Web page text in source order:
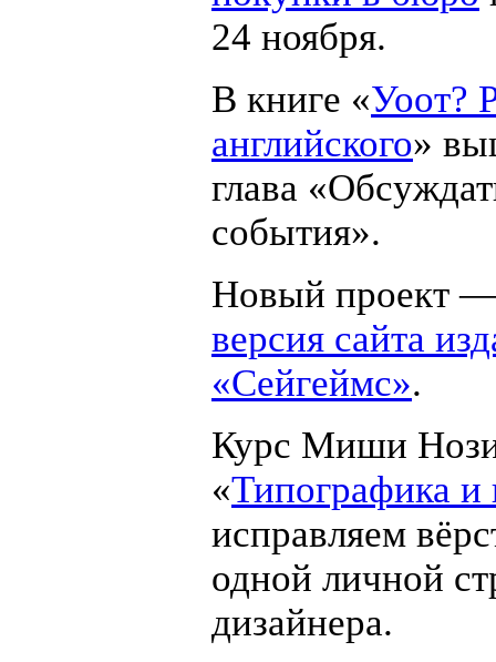
24 ноября.
В книге «Уоот?
английского»
глава
события».
Новый проект
версия сайта
«Сейгеймс».
Курс Миши
«Типографика и
исправляем
одной личной
дизайнера.